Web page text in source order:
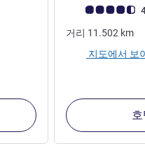
고객 평점 (ALL 평
거리 11.502 km
지도에서 보